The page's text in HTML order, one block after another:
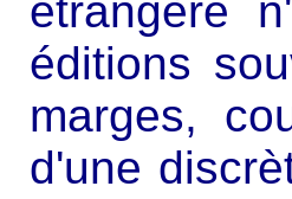
étrangère
éditions
marges,
d'une